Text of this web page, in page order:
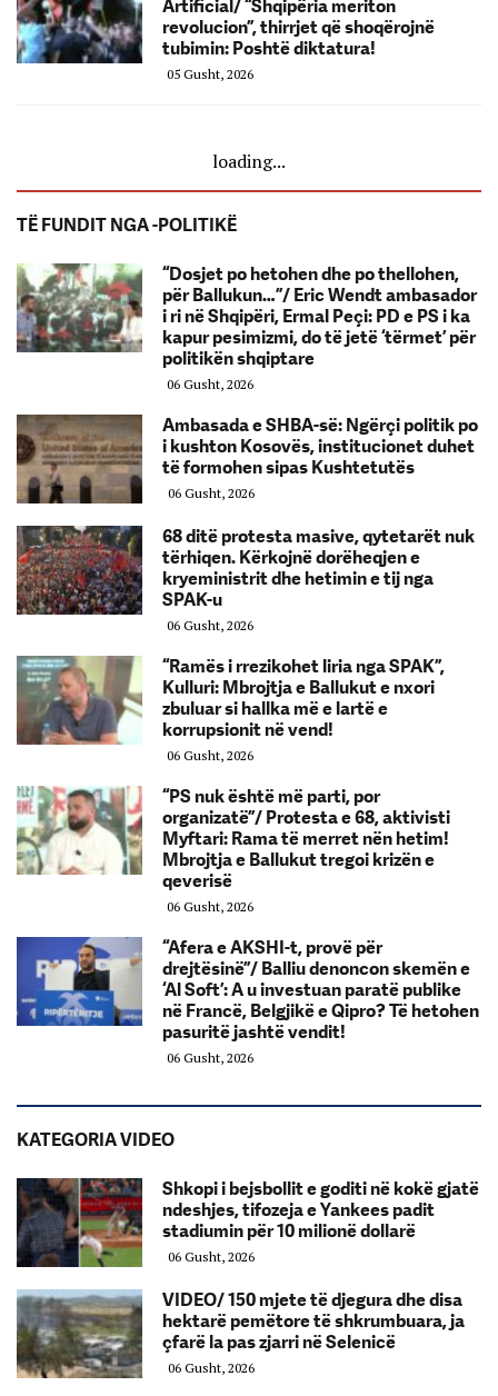
Artificial/ “Shqipëria meriton
revolucion”, thirrjet që shoqërojnë
tubimin: Poshtë diktatura!
05 Gusht, 2026
loading...
TË FUNDIT NGA -POLITIKË
“Dosjet po hetohen dhe po thellohen,
për Ballukun…”/ Eric Wendt ambasador
i ri në Shqipëri, Ermal Peçi: PD e PS i ka
kapur pesimizmi, do të jetë ‘tërmet’ për
politikën shqiptare
06 Gusht, 2026
Ambasada e SHBA-së: Ngërçi politik po
i kushton Kosovës, institucionet duhet
të formohen sipas Kushtetutës
06 Gusht, 2026
68 ditë protesta masive, qytetarët nuk
tërhiqen. Kërkojnë dorëheqjen e
kryeministrit dhe hetimin e tij nga
SPAK-u
06 Gusht, 2026
“Ramës i rrezikohet liria nga SPAK”,
Kulluri: Mbrojtja e Ballukut e nxori
zbuluar si hallka më e lartë e
korrupsionit në vend!
06 Gusht, 2026
“PS nuk është më parti, por
organizatë”/ Protesta e 68, aktivisti
Myftari: Rama të merret nën hetim!
Mbrojtja e Ballukut tregoi krizën e
qeverisë
06 Gusht, 2026
“Afera e AKSHI-t, provë për
drejtësinë”/ Balliu denoncon skemën e
‘Al Soft’: A u investuan paratë publike
në Francë, Belgjikë e Qipro? Të hetohen
pasuritë jashtë vendit!
06 Gusht, 2026
KATEGORIA VIDEO
Shkopi i bejsbollit e goditi në kokë gjatë
ndeshjes, tifozeja e Yankees padit
stadiumin për 10 milionë dollarë
06 Gusht, 2026
VIDEO/ 150 mjete të djegura dhe disa
hektarë pemëtore të shkrumbuara, ja
çfarë la pas zjarri në Selenicë
06 Gusht, 2026